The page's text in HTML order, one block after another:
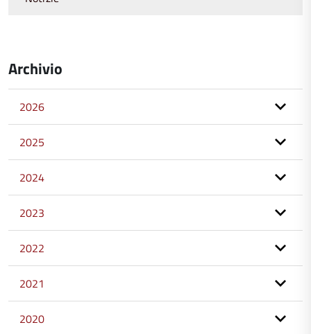
Archivio
2026
2025
2024
2023
2022
2021
2020